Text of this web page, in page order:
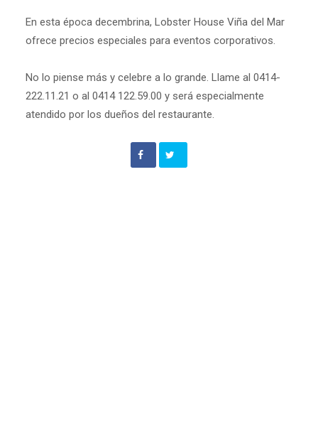
En esta época decembrina, Lobster House Viña del Mar
ofrece precios especiales para eventos corporativos.
No lo piense más y celebre a lo grande. Llame al 0414-
222.11.21 o al 0414 122.59.00 y será especialmente
atendido por los dueños del restaurante.